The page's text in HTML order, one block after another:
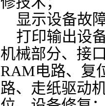
显示设备故
打印输出设
机械部分、接
RAM电路、复
路、走纸驱动